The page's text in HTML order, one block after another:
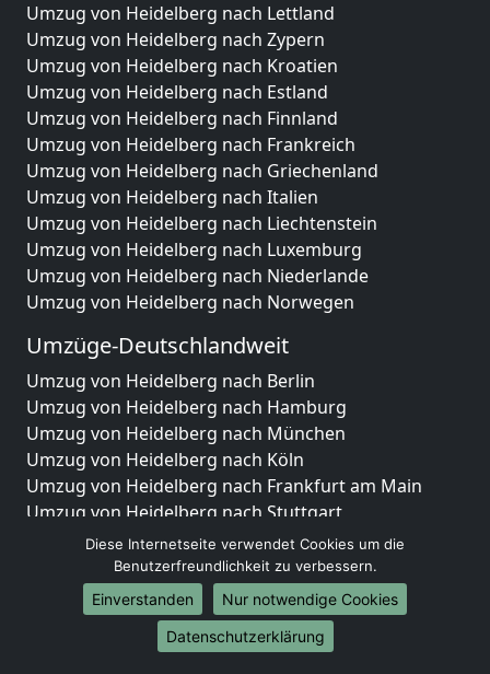
Umzug von Heidelberg nach Lettland
Umzug von Heidelberg nach Zypern
Umzug von Heidelberg nach Kroatien
Umzug von Heidelberg nach Estland
Umzug von Heidelberg nach Finnland
Umzug von Heidelberg nach Frankreich
Umzug von Heidelberg nach Griechenland
Umzug von Heidelberg nach Italien
Umzug von Heidelberg nach Liechtenstein
Umzug von Heidelberg nach Luxemburg
Umzug von Heidelberg nach Niederlande
Umzug von Heidelberg nach Norwegen
Umzüge-Deutschlandweit
Umzug von Heidelberg nach Berlin
Umzug von Heidelberg nach Hamburg
Umzug von Heidelberg nach München
Umzug von Heidelberg nach Köln
Umzug von Heidelberg nach Frankfurt am Main
Umzug von Heidelberg nach Stuttgart
Umzug von Heidelberg nach Düsseldorf
Umzug von Heidelberg nach Leipzig
Umzug von Heidelberg nach Dortmund
Umzug von Heidelberg nach Essen
Umzug von Heidelberg nach Bremen
Diese Internetseite verwendet Cookies um die
Benutzerfreundlichkeit zu verbessern.
Einverstanden
Nur notwendige Cookies
Datenschutzerklärung